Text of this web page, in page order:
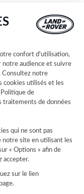
confort d'utilisation,
notre audience et suivre
Consultez notre
cookies utilisés et les
Politique de
traitements de données
qui ne sont pas
site en utilisant les
« Options » afin de
accepter.
sur le lien